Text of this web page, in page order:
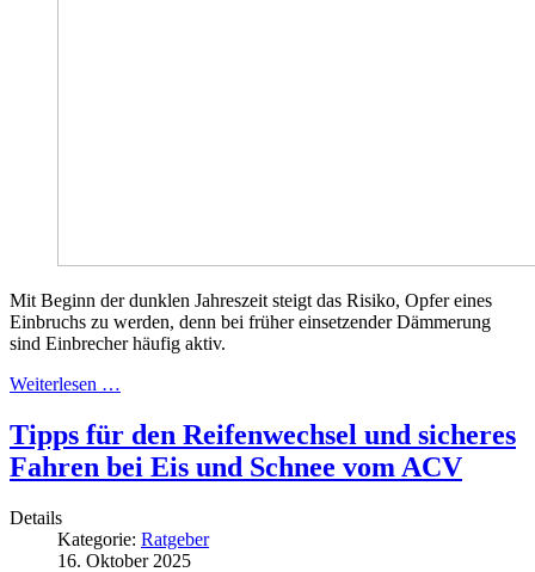
Mit Beginn der dunklen Jahreszeit steigt das Risiko, Opfer eines
Einbruchs zu werden, denn bei früher einsetzender Dämmerung
sind Einbrecher häufig aktiv.
Weiterlesen …
Tipps für den Reifenwechsel und sicheres
Fahren bei Eis und Schnee vom ACV
Details
Kategorie: Ratgeber
16. Oktober 2025